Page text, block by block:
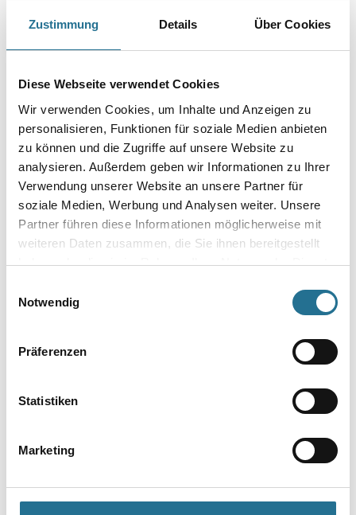
Zustimmung Details Über Cookies
Diese Webseite verwendet Cookies
Wir verwenden Cookies, um Inhalte und Anzeigen zu
personalisieren, Funktionen für soziale Medien anbieten
zu können und die Zugriffe auf unsere Website zu
analysieren. Außerdem geben wir Informationen zu Ihrer
Verwendung unserer Website an unsere Partner für
soziale Medien, Werbung und Analysen weiter. Unsere
Partner führen diese Informationen möglicherweise mit
weiteren Daten zusammen, die Sie ihnen bereitgestellt
haben oder die sie im Rahmen Ihrer Nutzung der Dienste
Notwendig
Präferenzen
Statistiken
Marketing
Länge in centimeter
Gebinde
Plattenstärke
Umrechnungsfaktoren